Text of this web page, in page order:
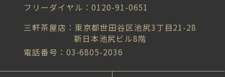
フリーダイヤル：0120-91-0651
三軒茶屋店：東京都世田谷区池尻3丁目21-28
新日本池尻ビル8階
電話番号：03-6805-2036